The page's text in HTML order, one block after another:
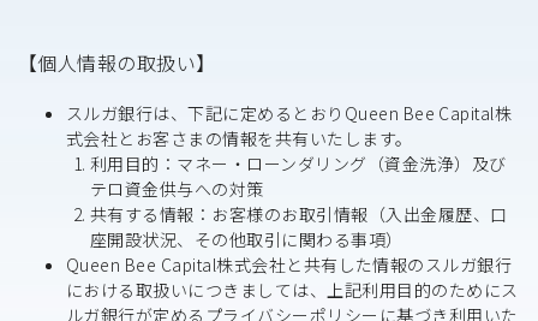
【個人情報の取扱い】
スルガ銀行は、下記に定めるとおりQueen Bee Capital株
式会社とお客さまの情報を共有いたします。
利用目的：マネー・ローンダリング（資金洗浄）及び
テロ資金供与への対策
共有する情報：お客様のお取引情報（入出金履歴、口
座開設状況、その他取引に関わる事項）
Queen Bee Capital株式会社と共有した情報のスルガ銀行
における取扱いにつきましては、上記利用目的のためにス
ルガ銀行が定めるプライバシーポリシーに基づき利用いた